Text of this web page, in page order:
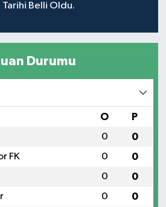
Tarihi Belli Oldu.
Durumu
O P
0 0
FK 0 0
0 0
0 0